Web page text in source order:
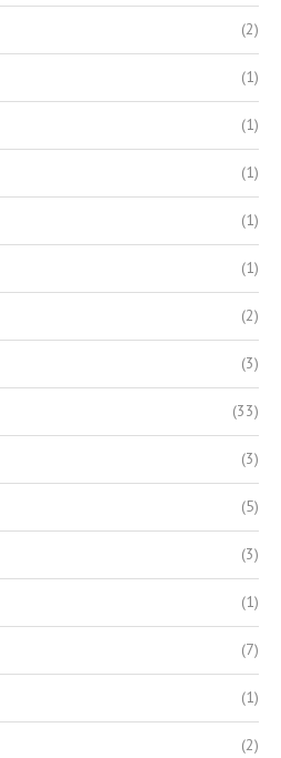
(2)
(1)
(1)
(1)
(1)
(1)
(2)
(3)
(33)
(3)
(5)
(3)
(1)
(7)
(1)
(2)